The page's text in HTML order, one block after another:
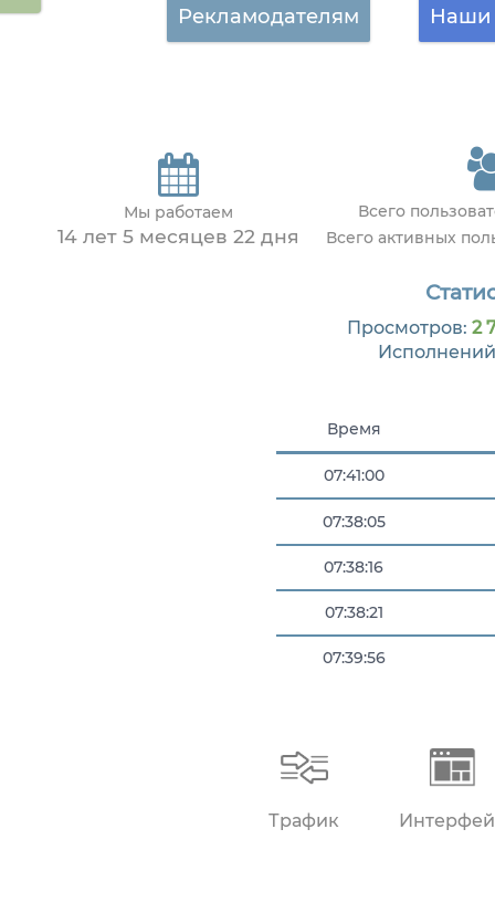
Рекламодателям Наши
Мы работаем
14 лет 5 месяцев 22 дня
Всего
Всего активных
Просмотров: 2
Время
07:41:00
07:38:05
07:38:16
07:38:21
07:39:56
Трафик